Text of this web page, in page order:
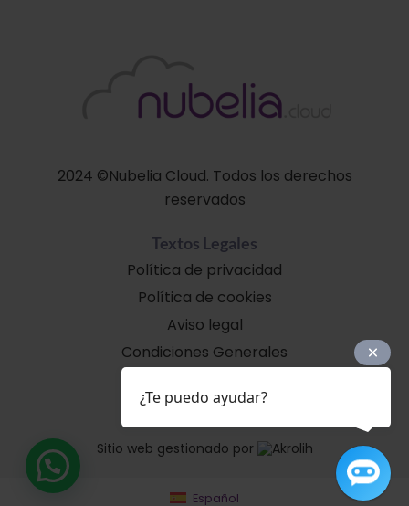
2024 ©Nubelia Cloud. Todos los derechos
reservados
Textos Legales
Política de privacidad
Política de cookies
Aviso legal
Condiciones Generales
Sitio web gestionado por
Español
¿Te puedo ayudar?